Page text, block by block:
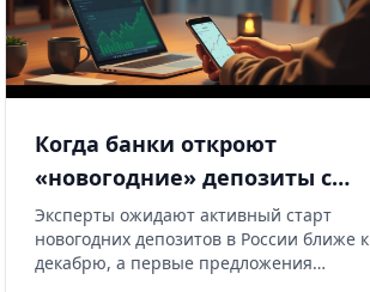
Когда банки откроют
«новогодние» депозиты с
повышенными ставками: что
ждать вкладчикам
Эксперты ожидают активный старт
новогодних депозитов в России ближе к
декабрю, а первые предложения